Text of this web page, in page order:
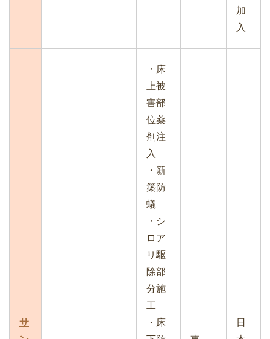
加
入
サ
・床
上被
害部
位薬
剤注
入
・新
築防
蟻
・シ
ロア
リ駆
除部
分施
工
・床
日